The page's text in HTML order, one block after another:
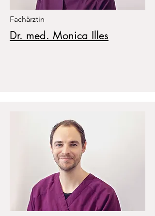
Fachärztin
Dr. med. Monica Illes